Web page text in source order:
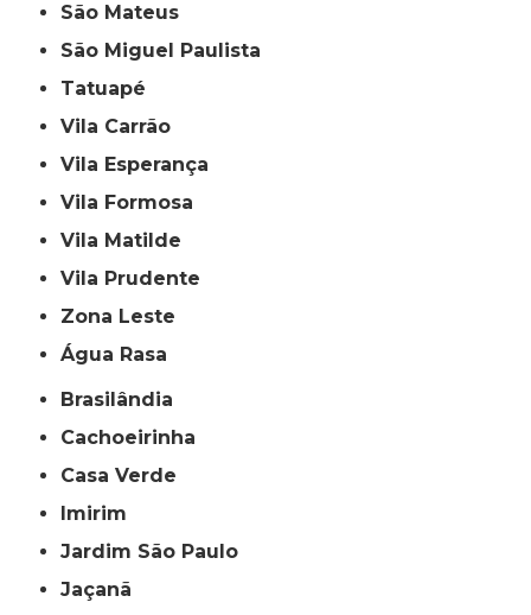
São Mateus
São Miguel Paulista
Tatuapé
Vila Carrão
Vila Esperança
Vila Formosa
Vila Matilde
Vila Prudente
Zona Leste
Água Rasa
Brasilândia
Cachoeirinha
Casa Verde
Imirim
Jardim São Paulo
Jaçanã